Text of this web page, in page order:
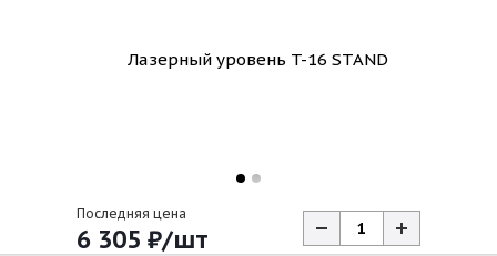
Последняя цена
6 305 ₽/шт